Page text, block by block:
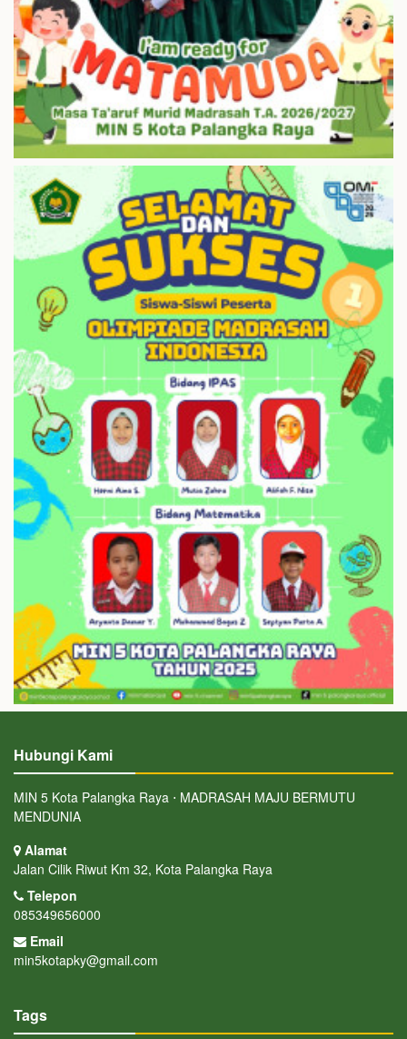
Hubungi Kami
MIN 5 Kota Palangka Raya ⋅ MADRASAH MAJU BERMUTU
MENDUNIA
Alamat
Jalan Cilik Riwut Km 32, Kota Palangka Raya
Telepon
085349656000
Email
min5kotapky@gmail.com
Tags